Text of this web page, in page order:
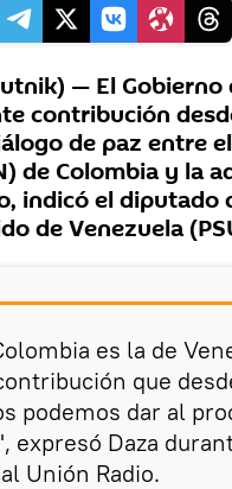
— El
contribución
de paz entre
de Colombia y la
indicó el
de Venezuela
es la de
que
podemos dar al
expresó Daza
Unión Radio.